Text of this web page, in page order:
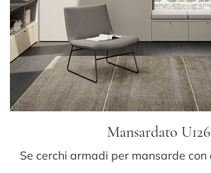
Mansardato U126